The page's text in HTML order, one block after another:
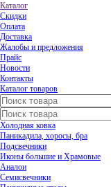
Каталог
Скидки
Оплата
Доставка
Жалобы и предложения
Прайс
Новости
Контакты
Каталог товаров
Холодная ковка
Паникадила, хоросы, бра
Подсвечники
Иконы большие и Храмовые
Аналои
Семисвечники